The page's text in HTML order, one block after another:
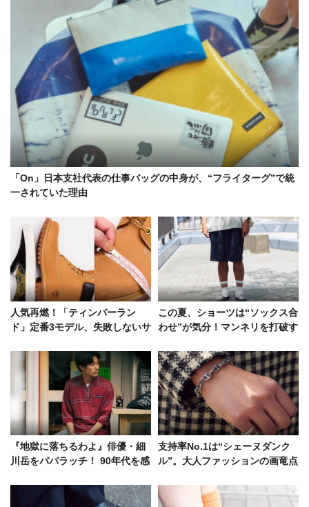
「On」日本支社代表の仕事バッグの中身が、“フライターグ”で統
一されていた理由
人気再燃！「ティンバーラン
ド」定番3モデル、失敗しないサ
この夏、ショーツは“ソックス合
わせ”が気分！マンネリを打破す
『地獄に落ちるわよ』俳優・細
川岳をパパラッチ！ 90年代を感
支持率No.1は“シェーヌダンク
ル”。大人ファッションの画竜点